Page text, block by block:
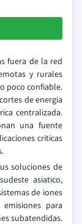
fuera de la red
y rurales
poco confiable.
de energia
centralizada.
una fuente
criticas
soluciones de
asiatico,
de iones
para
subatendidas.